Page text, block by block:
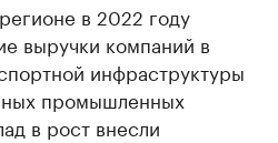
в 2022 году
выручки компаний в
инфраструктуры
промышленных
в рост внесли